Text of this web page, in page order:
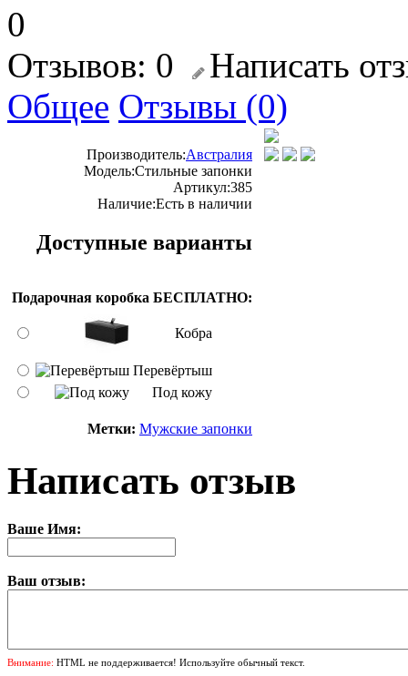
Отзывов: 0
Написать
Общее Отзывы (0)
Производитель:Австралия
Модель:Стильные запонки
Артикул:385
Наличие:Есть в наличии
Доступные варианты
Подарочная коробка БЕСПЛАТНО:
Кобра
Перевёртыш
Под кожу
Метки: Мужские запонки
Написать отзыв
Ваше Имя:
Ваш отзыв:
Внимание: HTML не поддерживается! Используйте обычный текст.